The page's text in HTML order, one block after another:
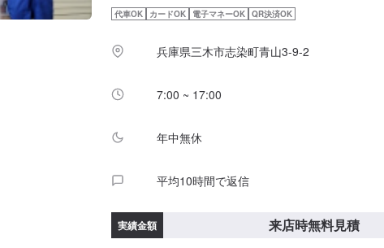
代車OK カードOK 電子マネーOK QR決済OK
兵庫県三木市志染町青山3-9-2
7:00 ~ 17:00
年中無休
平均10時間で返信
実績金額 来店時無料見積